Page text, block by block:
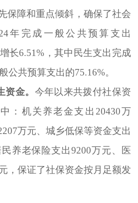
保障和重点倾斜，确保了社会
年完成一般公共预算支出
长6.51% ，其中民生支出完成
公共预算支出的75.16%。
资金。 今年以来共拨付社保资
：机关养老金支出 20430万
万元、城乡低保等资金支出
养老保险支出9200万元、医
，保证了社保资金按月足额发